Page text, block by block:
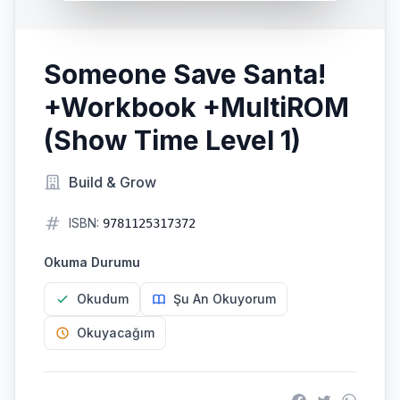
Someone Save Santa!
+Workbook +MultiROM
(Show Time Level 1)
Build & Grow
ISBN: 9781125317372
Okuma Durumu
Okudum Şu An Okuyorum
Okuyacağım